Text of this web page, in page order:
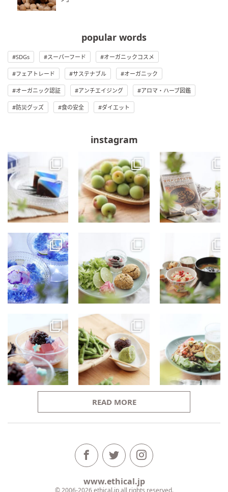
popular words
SDGs スーパーフード オーガニックコスメ
フェアトレード サステナブル オーガニック
オーガニック認証 アンチエイジング アロマ・ハーブ図鑑
防災グッズ 食の安全 ダイエット
instagram
READ MORE
www.ethical.jp
© 2006-2026 ethical.jp all rights reserved.